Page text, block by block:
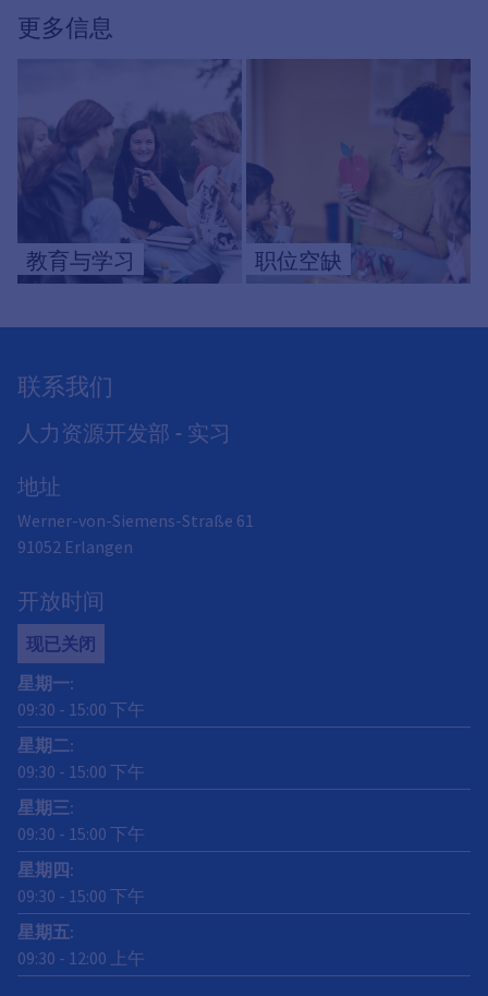
更多信息
教育与学习 职位空缺
联系我们
人力资源开发部 - 实习
地址
Werner-von-Siemens-Straße 61
91052 Erlangen
开放时间
现已关闭
星期一:
09:30 - 15:00 下午
星期二:
09:30 - 15:00 下午
星期三:
09:30 - 15:00 下午
星期四 :
09:30 - 15:00 下午
星期五:
09:30 - 12:00 上午